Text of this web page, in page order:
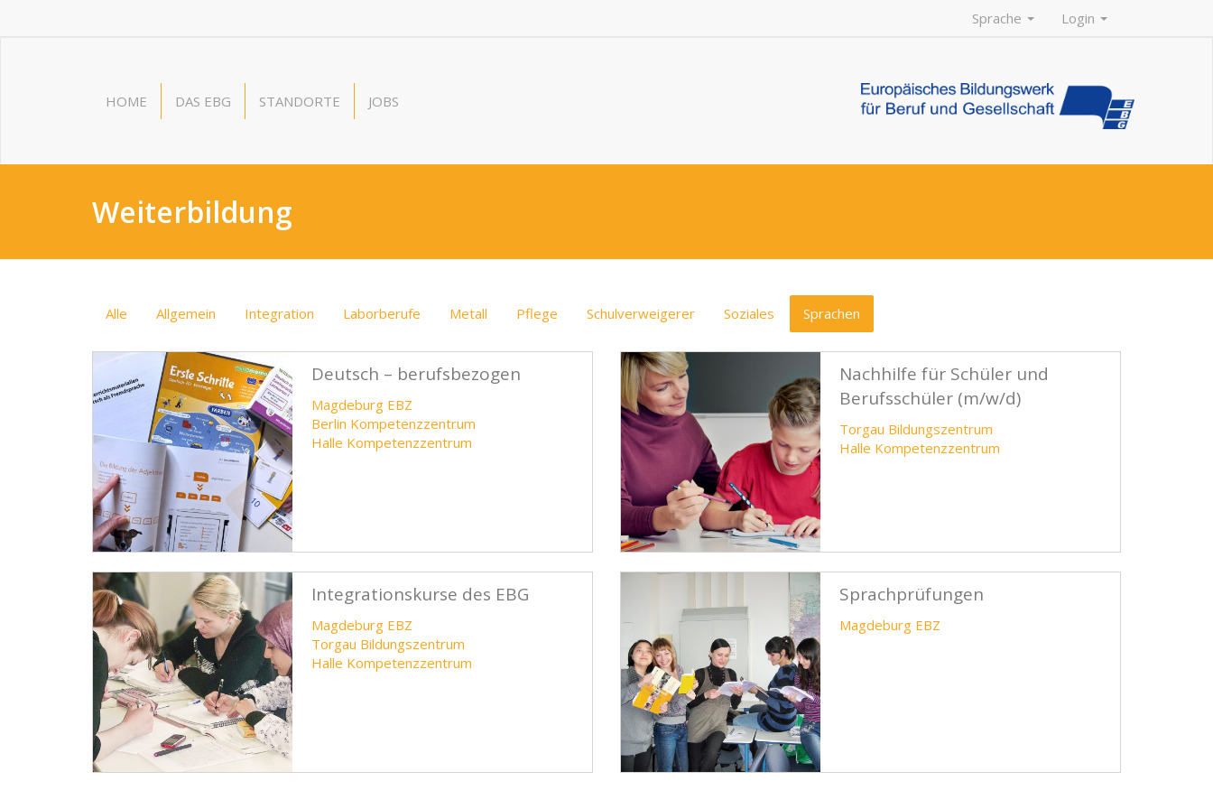
Sprache Login
HOME DAS EBG STANDORTE JOBS
Weiterbildung
Alle Allgemein Integration Laborberufe Metall Pflege Schulverweigerer Soziales Sprachen
Deutsch – berufsbezogen
Magdeburg EBZ
Berlin Kompetenzzentrum
Halle Kompetenzzentrum
Nachhilfe für Schüler und
Berufsschüler (m/w/d)
Torgau Bildungszentrum
Halle Kompetenzzentrum
Integrationskurse des EBG
Magdeburg EBZ
Torgau Bildungszentrum
Halle Kompetenzzentrum
Sprachprüfungen
Magdeburg EBZ